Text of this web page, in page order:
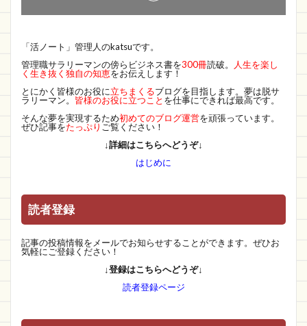
「活ノート」管理人のkatsuです。
管理職サラリーマンの傍らビジネス書を300冊読破。
人生を楽し
く生き抜く独自の知恵をお伝えします！
とにかく皆様のお役に立ちまくるブログを目指します。夢は脱サ
ラリーマン。 皆様のお役に立つこと を仕事にできれば最高です。
そんな夢を実現するため初めてのブログ運営を頑張っています。
ぜひ記事をたっぷり ご覧ください！
↓詳細はこちらへどうぞ↓
はじめに
読者登録
記事の投稿情報をメールでお知らせすることができます。ぜひお
気軽にご登録ください！
↓登録はこちらへどうぞ↓
読者登録ページ